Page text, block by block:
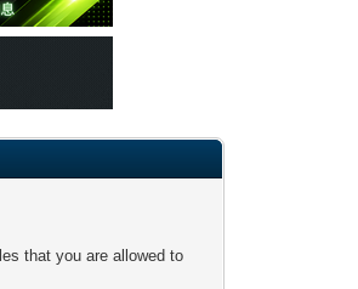
that you are allowed to